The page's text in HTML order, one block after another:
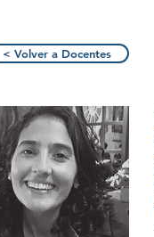
< Volver a Docentes